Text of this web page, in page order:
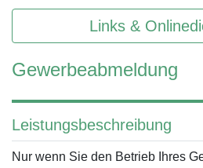
Links &
Gewerbeabmeldung
Leistungsbeschreibung
Nur wenn Sie den Betrieb Ihres